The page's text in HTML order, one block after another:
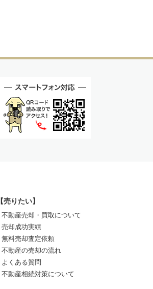
【売りたい】
不動産売却・買取について
売却成功実績
無料売却査定依頼
不動産の売却の流れ
よくある質問
不動産相続対策について